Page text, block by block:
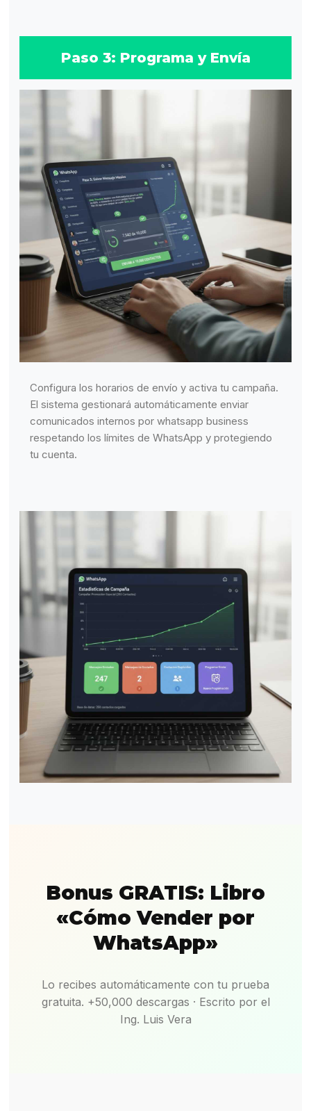
Paso 3: Programa y Envía
Configura los horarios de envío y activa tu campaña.
El sistema gestionará automáticamente enviar
comunicados internos por whatsapp business
respetando los límites de WhatsApp y protegiendo
tu cuenta.
Bonus GRATIS: Libro
«Cómo Vender por
WhatsApp»
Lo recibes automáticamente con tu prueba
gratuita. +50,000 descargas · Escrito por el
Ing. Luis Vera